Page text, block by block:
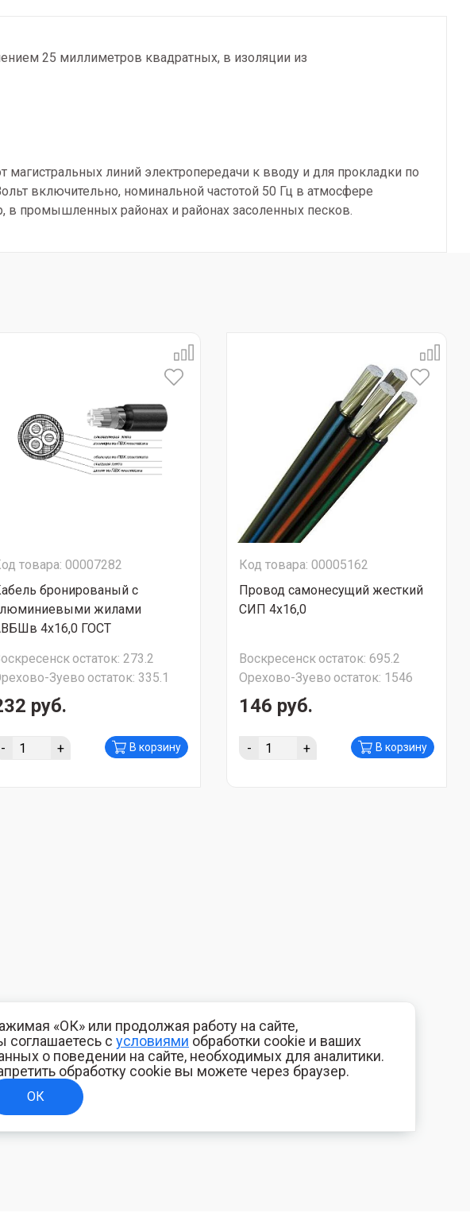
25 миллиметров квадратных, в изоляции из
линий электропередачи к вводу и для прокладки по
включительно, номинальной частотой 50 Гц в атмосфере
в промышленных районах и районах засоленных песков.
товара: 00007282
бронированый с
жилами
4х16,0 ГОСТ
остаток: 273.2
Зуево остаток: 335.1
руб.
- + В корзину
Код товара: 00005162
Провод самонесущий жесткий
СИП 4х16,0
Воскресенскостаток: 695.2
Орехово-Зуево остаток: 1546
146 руб.
- + В корзину
«ОК» или продолжая работу на сайте,
соглашаетесь с условиями обработки cookie и ваших
о поведении на сайте, необходимых для аналитики.
обработку cookie вы можете через браузер.
ОК